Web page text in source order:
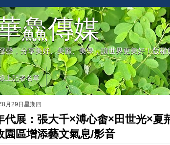
鱻傳媒
聲，分享美好、美麗、美學，讓世界更美好！版
上記者名單
8月29日星期四
代展：張大千×溥心畬×田世光×夏
園區增添藝文氣息/影音